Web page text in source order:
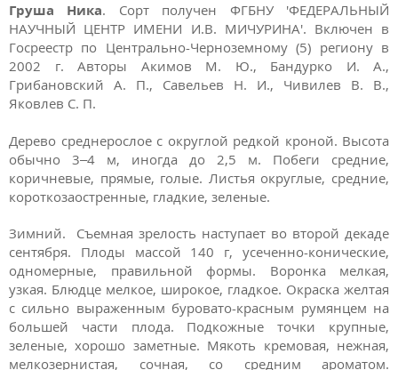
Груша Ника. Сорт получен ФГБНУ 'ФЕДЕРАЛЬНЫЙ
НАУЧНЫЙ ЦЕНТР ИМЕНИ И.В. МИЧУРИНА'. Включен в
Госреестр по Центрально-Черноземному (5) региону в
2002 г. Авторы Акимов М. Ю., Бандурко И. А.,
Грибановский А. П., Савельев Н. И., Чивилев В. В.,
Яковлев С. П.
Дерево среднерослое с округлой редкой кроной. Высота
обычно 3–4 м, иногда до 2,5 м. Побеги средние,
коричневые, прямые, голые. Листья округлые, средние,
короткозаостренные, гладкие, зеленые.
Зимний. Съемная зрелость наступает во второй декаде
сентября. Плоды массой 140 г, усеченно-конические,
одномерные, правильной формы. Воронка мелкая,
узкая. Блюдце мелкое, широкое, гладкое. Окраска желтая
с сильно выраженным буровато-красным румянцем на
большей части плода. Подкожные точки крупные,
зеленые, хорошо заметные. Мякоть кремовая, нежная,
мелкозернистая, сочная, со средним ароматом.